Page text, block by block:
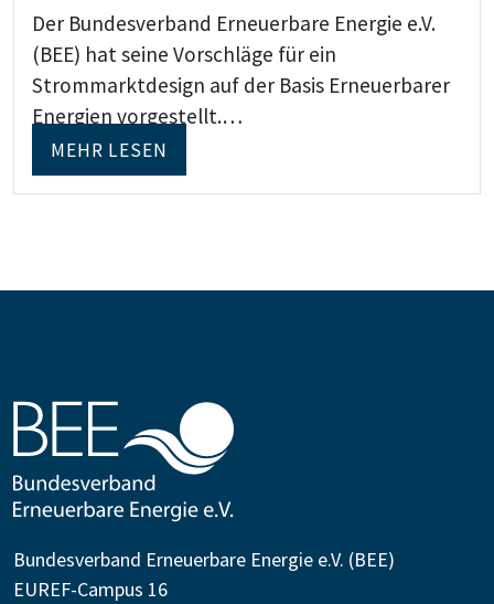
Der Bundesverband Erneuerbare Energie e.V.
(BEE) hat seine Vorschläge für ein
Strommarktdesign auf der Basis Erneuerbarer
Energien vorgestellt.…
MEHR LESEN
Bundesverband Erneuerbare Energie e.V. (BEE)
EUREF-Campus 16